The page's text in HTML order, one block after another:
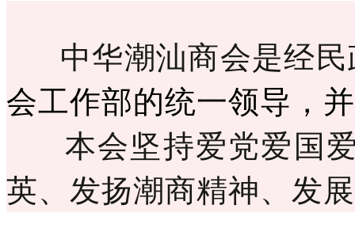
中华潮汕商会是经民
会工作部的统一领导，
本会坚持爱党爱国爱
英、发扬潮商精神、发